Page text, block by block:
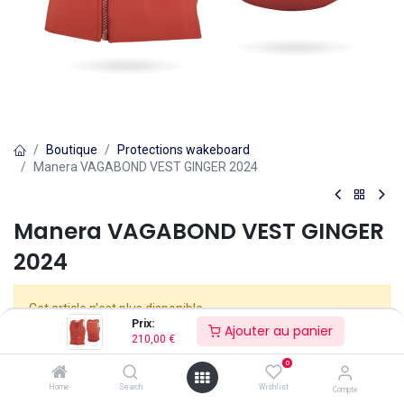
Prix:
210,00 € Ajouter au panier
Home Search
0
Wishlist Compte
Boutique
Protections wakeboard
Manera VAGABOND VEST GINGER 2024
Manera VAGABOND VEST GINGER
2024
Cet article n'est plus disponible.
MANERA